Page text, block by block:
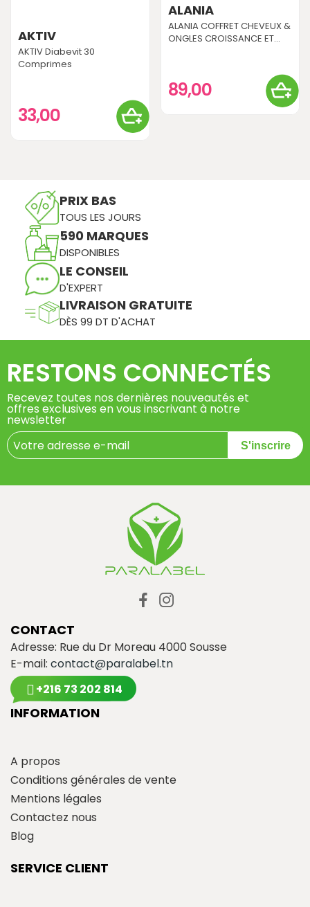
AKTIV
AKTIV Diabevit 30
Comprimes
33,00
ALANIA
ALANIA COFFRET CHEVEUX &
ONGLES CROISSANCE ET...
89,00
PRIX BAS
TOUS LES JOURS
590 MARQUES
DISPONIBLES
LE CONSEIL
D'EXPERT
LIVRAISON GRATUITE
DÈS 99 DT D'ACHAT
RESTONS CONNECTÉS
Recevez toutes nos dernières nouveautés et
offres exclusives en vous inscrivant à notre
newsletter
S'inscrire
CONTACT
Adresse: Rue du Dr Moreau 4000 Sousse
E-mail: contact@paralabel.tn
+216 73 202 814
INFORMATION
A propos
Conditions générales de vente
Mentions légales
Contactez nous
Blog
SERVICE CLIENT